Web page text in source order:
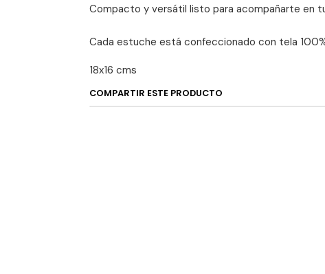
Compacto y versátil listo para acompañarte en
Cada estuche está confeccionado con tela
18x16 cms
COMPARTIR ESTE PRODUCTO